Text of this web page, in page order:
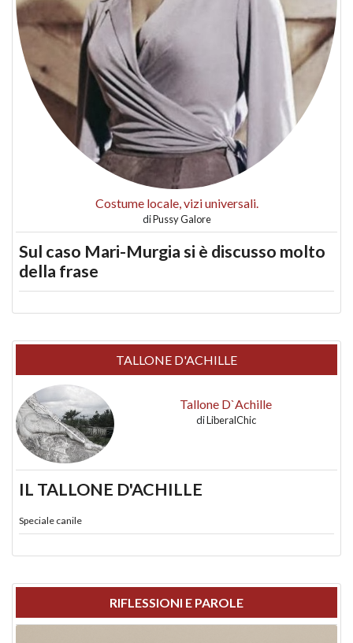
Costume locale, vizi universali.
diPussy Galore
Sul caso Mari-Murgia si è discusso molto
della frase
TALLONE D'ACHILLE
Tallone D`Achille
diLiberalChic
IL TALLONE D'ACHILLE
Speciale canile
RIFLESSIONI E PAROLE